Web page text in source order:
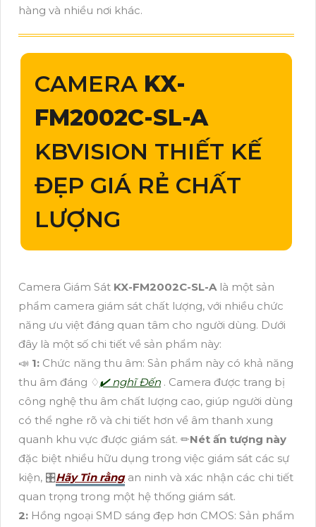
hàng và nhiều nơi khác.
CAMERA KX-
FM2002C-SL-A
KBVISION THIẾT KẾ
ĐẸP GIÁ RẺ CHẤT
LƯỢNG
Camera Giám Sát KX-FM2002C-SL-A là một sản
phẩm camera giám sát chất lượng, với nhiều chức
năng ưu việt đáng quan tâm cho người dùng. Dưới
đây là một số chi tiết về sản phẩm này:
📣 1: Chức năng thu âm: Sản phẩm này có khả năng
thu âm đáng ♢✔️ nghĩ Đến . Camera được trang bị
công nghệ thu âm chất lượng cao, giúp người dùng
có thể nghe rõ và chi tiết hơn về âm thanh xung
quanh khu vực được giám sát. ✏Nét ấn tượng này
đặc biệt nhiều hữu dụng trong việc giám sát các sự
kiện, 🎛Hãy Tin rằngan ninh và xác nhận các chi tiết
quan trọng trong một hệ thống giám sát.
2: Hồng ngoại SMD sáng đẹp hơn CMOS: Sản phẩm